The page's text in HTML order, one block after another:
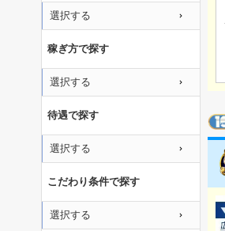
選択する
稼ぎ方で探す
選択する
待遇で探す
選択する
こだわり条件で探す
選択する